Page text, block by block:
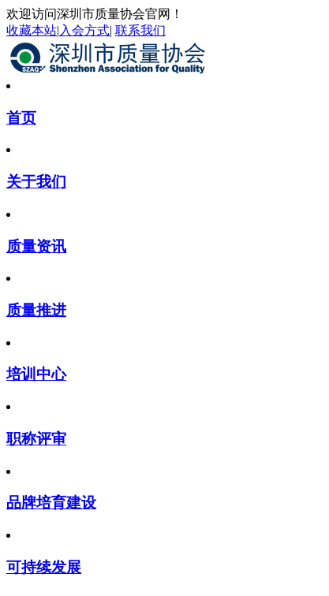
欢迎访问深圳市质量协会官网！
收藏本站| 入会方式| 联系我们
首页
关于我们
质量资讯
质量推进
培训中心
职称评审
品牌培育建设
可持续发展